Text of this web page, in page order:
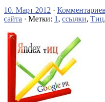
10. Март 2012 ·
сайта · Метки: 1, ссылки, Тиц,